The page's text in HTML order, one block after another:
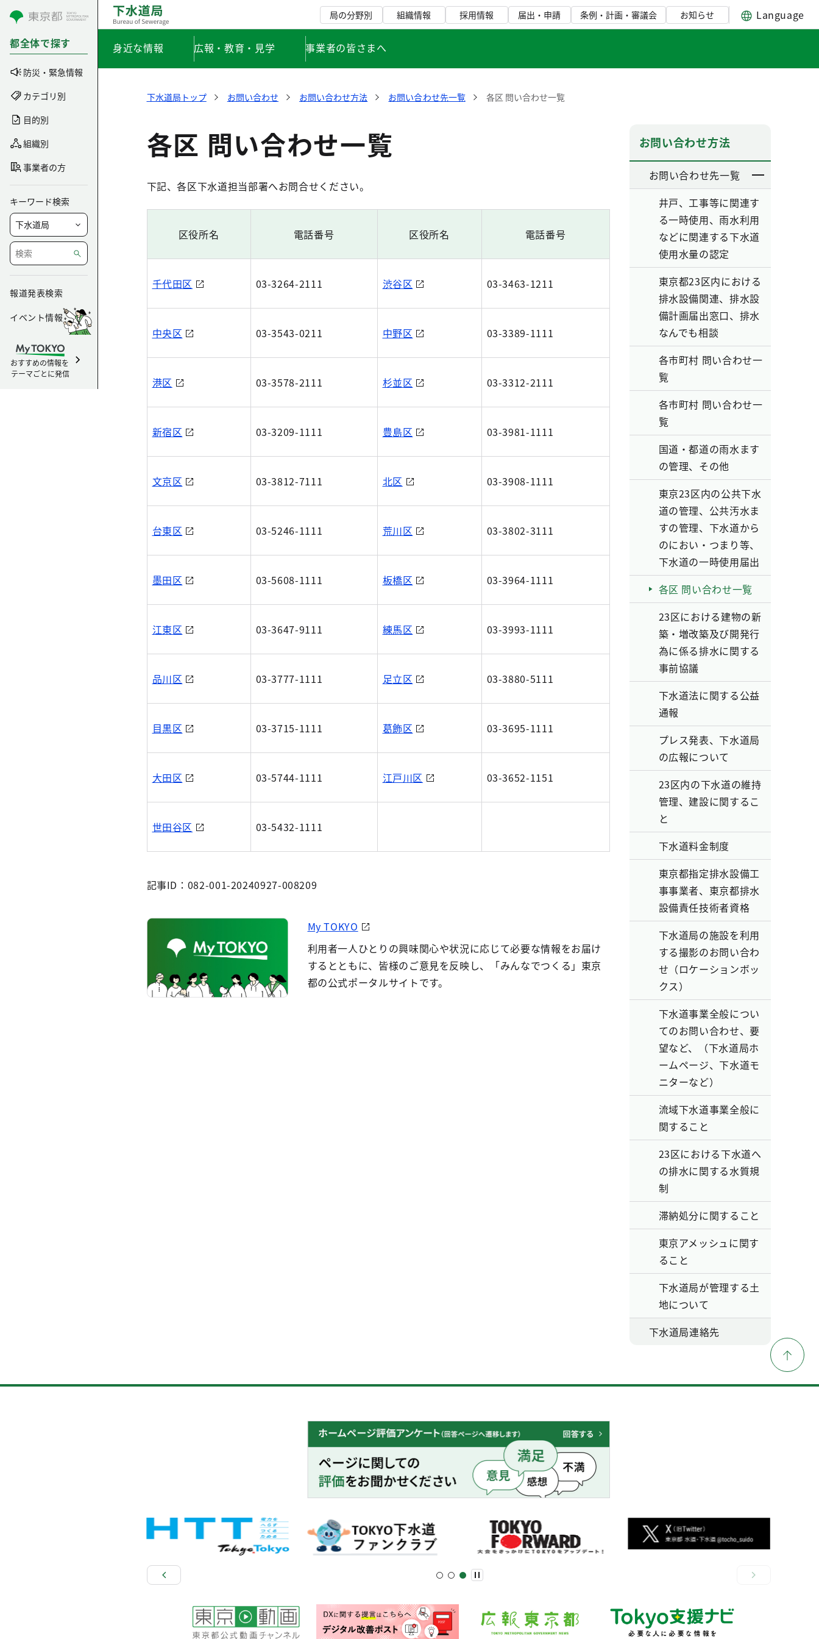
コンテンツにスキップ
都全体で探す
防災・緊急情報
カテゴリ別
目的別
組織別
事業者の方
キーワード検索
報道発表検索
イベント情報
おすすめの情報を
テーマごとに発信
局の分野別 組織情報 採用情報 届出・申請 条例・計画・審議会 お知らせ Language
身近な情報 広報・教育・見学 事業者の皆さまへ
下水道局トップ お問い合わせ お問い合わせ方法 お問い合わせ先一覧 各区 問い合わせ一覧
各区 問い合わせ一覧
下記、各区下水道担当部署へお問合せください。
区役所名 電話番号 区役所名 電話番号
千代田区 03-3264-2111 渋谷区 03-3463-1211
中央区 03-3543-0211 中野区 03-3389-1111
港区 03-3578-2111 杉並区 03-3312-2111
新宿区 03-3209-1111 豊島区 03-3981-1111
文京区 03-3812-7111 北区 03-3908-1111
台東区 03-5246-1111 荒川区 03-3802-3111
墨田区 03-5608-1111 板橋区 03-3964-1111
江東区 03-3647-9111 練馬区 03-3993-1111
品川区 03-3777-1111 足立区 03-3880-5111
目黒区 03-3715-1111 葛飾区 03-3695-1111
大田区 03-5744-1111 江戸川区 03-3652-1151
世田谷区 03-5432-1111
記事ID：082-001-20240927-008209
My TOKYO
利用者一人ひとりの興味関心や状況に応じて必要な情報をお届け
するとともに、皆様のご意見を反映し、「みんなでつくる」東京
都の公式ポータルサイトです。
お問い合わせ方法
お問い合わせ先一覧
井戸、工事等に関連す
る一時使用、雨水利用
などに関連する下水道
使用水量の認定
東京都23区内における
排水設備関連、排水設
備計画届出窓口、排水
なんでも相談
各市町村 問い合わせ一
覧
各市町村 問い合わせ一
覧
国道・都道の雨水ます
の管理、その他
東京23区内の公共下水
道の管理、公共汚水ま
すの管理、下水道から
のにおい・つまり等、
下水道の一時使用届出
各区 問い合わせ一覧
23区における建物の新
築・増改築及び開発行
為に係る排水に関する
事前協議
下水道法に関する公益
通報
プレス発表、下水道局
の広報について
23区内の下水道の維持
管理、建設に関するこ
と
下水道料金制度
東京都指定排水設備工
事事業者、東京都排水
設備責任技術者資格
下水道局の施設を利用
する撮影のお問い合わ
せ（ロケーションボッ
クス）
下水道事業全般につい
てのお問い合わせ、要
望など、（下水道局ホ
ームページ、下水道モ
ニターなど）
流域下水道事業全般に
関すること
23区における下水道へ
の排水に関する水質規
制
滞納処分に関すること
東京アメッシュに関す
ること
下水道局が管理する土
地について
下水道局連絡先